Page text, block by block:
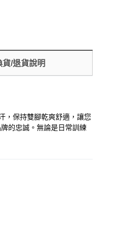
貨/退貨說明
，保持雙腳乾爽舒適，讓您
的忠誠。無論是日常訓練